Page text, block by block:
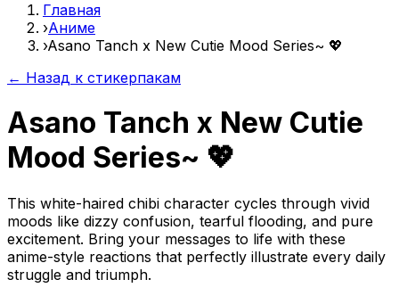
Главная
›Аниме
›Asano Tanch x New Cutie Mood Series~ 💖
← Назад к стикерпакам
Asano Tanch x New Cutie
Mood Series~ 💖
This white-haired chibi character cycles through vivid
moods like dizzy confusion, tearful flooding, and pure
excitement. Bring your messages to life with these
anime-style reactions that perfectly illustrate every daily
struggle and triumph.